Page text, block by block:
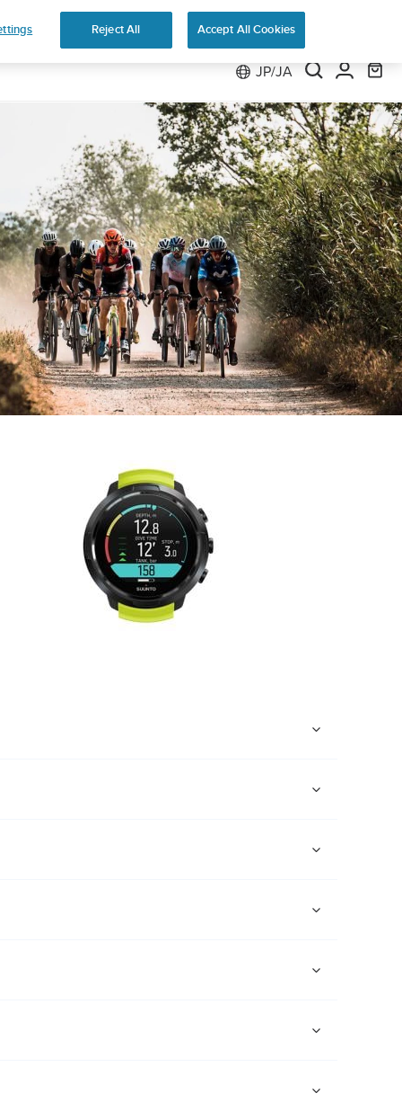
無料
JP/JA
Reject All Accept All Cookies